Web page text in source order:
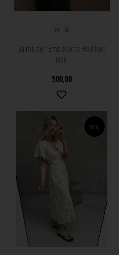
34 36
Dalma dori Emb skjorte Hvid Neo
Noir
500,00
NEW